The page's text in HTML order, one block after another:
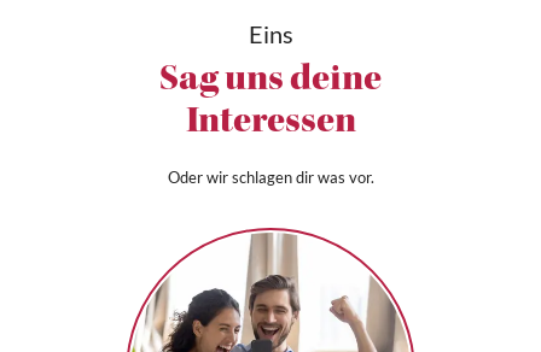
Eins
Sag uns deine
Interessen
Oder wir schlagen dir was vor.